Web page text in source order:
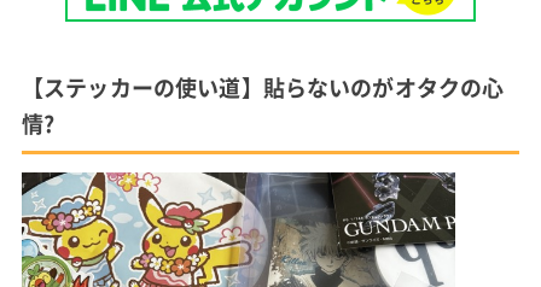
【ステッカーの使い道】貼らないのがオタクの心
情?